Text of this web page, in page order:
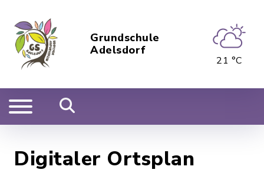
Grundschule
Adelsdorf
21 °C
Digitaler Ortsplan